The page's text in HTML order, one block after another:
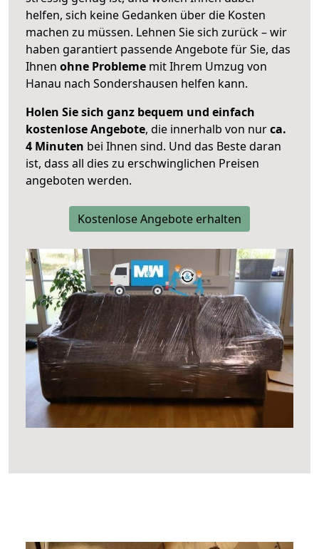
helfen, sich keine Gedanken über die Kosten
machen zu müssen. Lehnen Sie sich zurück – wir
haben garantiert passende Angebote für Sie, das
Ihnen ohne Probleme mit Ihrem Umzug von
Hanau nach Sondershausen helfen kann.
Holen Sie sich ganz bequem und einfach
kostenlose Angebote, die innerhalb von nurca.
4 Minuten bei Ihnen sind. Und das Beste daran
ist, dass all dies zu erschwinglichen Preisen
angeboten werden.
Kostenlose Angebote erhalten